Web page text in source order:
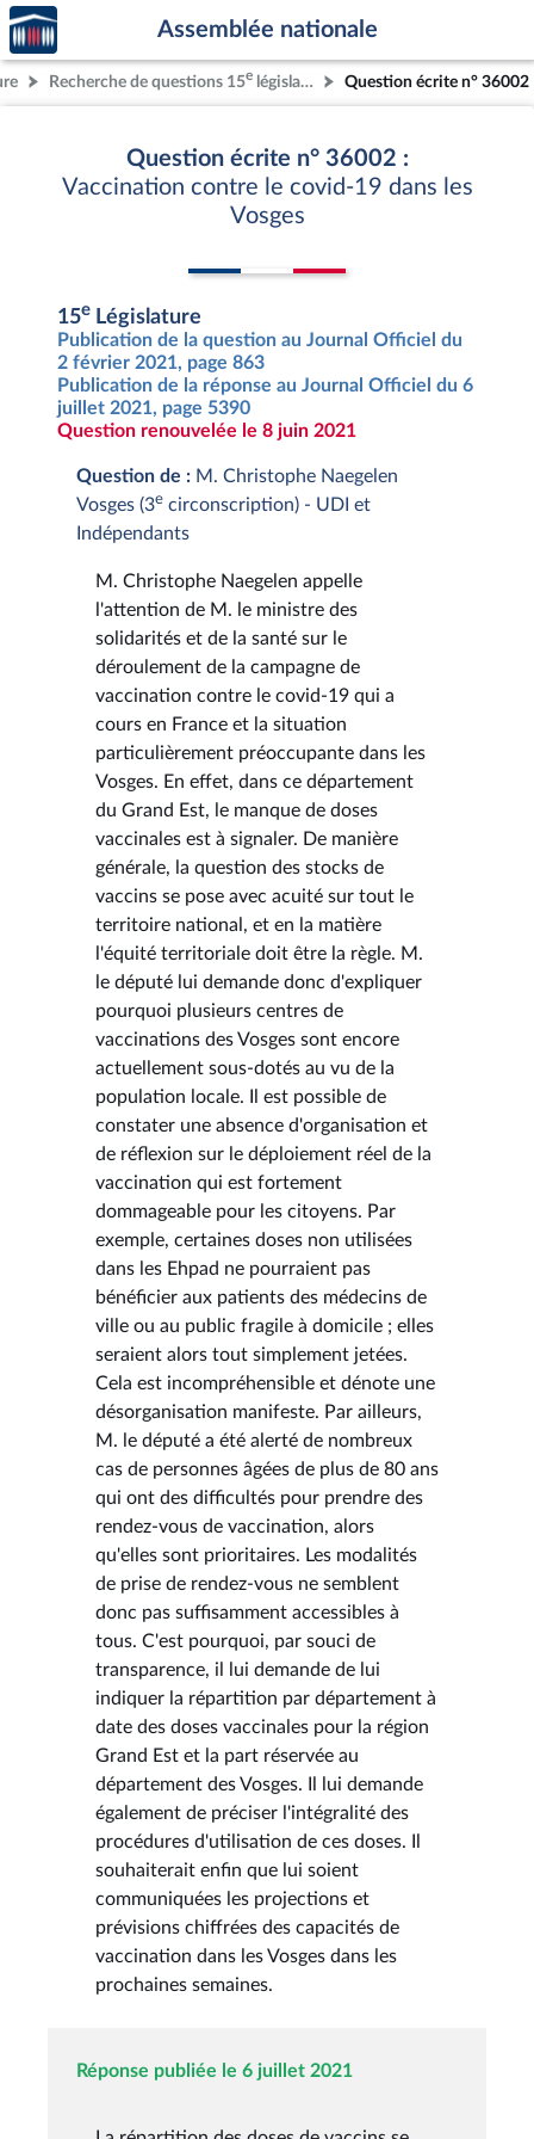
Aller au contenu
Aller en bas de la page
Accèder
à la
page
d'accueil
Assemblée nationale
Recherche de questions 15e législature Question écrite n° 36002
Question écrite n° 36002 :
Vaccination contre le covid-19 dans les
Vosges
15e Législature
Publication de la question au Journal Officiel du
2 février 2021, page 863
Publication de la réponse au Journal Officiel du 6
juillet 2021, page 5390
Question renouvelée le 8 juin 2021
Question de : M. Christophe Naegelen
Vosges (3e circonscription) - UDI et
Indépendants
M. Christophe Naegelen appelle
l'attention de M. le ministre des
solidarités et de la santé sur le
déroulement de la campagne de
vaccination contre le covid-19 qui a
cours en France et la situation
particulièrement préoccupante dans les
Vosges. En effet, dans ce département
du Grand Est, le manque de doses
vaccinales est à signaler. De manière
générale, la question des stocks de
vaccins se pose avec acuité sur tout le
territoire national, et en la matière
l'équité territoriale doit être la règle. M.
le député lui demande donc d'expliquer
pourquoi plusieurs centres de
vaccinations des Vosges sont encore
actuellement sous-dotés au vu de la
population locale. Il est possible de
constater une absence d'organisation et
de réflexion sur le déploiement réel de la
vaccination qui est fortement
dommageable pour les citoyens. Par
exemple, certaines doses non utilisées
dans les Ehpad ne pourraient pas
bénéficier aux patients des médecins de
ville ou au public fragile à domicile ; elles
seraient alors tout simplement jetées.
Cela est incompréhensible et dénote une
désorganisation manifeste. Par ailleurs,
M. le député a été alerté de nombreux
cas de personnes âgées de plus de 80 ans
qui ont des difficultés pour prendre des
rendez-vous de vaccination, alors
qu'elles sont prioritaires. Les modalités
de prise de rendez-vous ne semblent
donc pas suffisamment accessibles à
tous. C'est pourquoi, par souci de
transparence, il lui demande de lui
indiquer la répartition par département à
date des doses vaccinales pour la région
Grand Est et la part réservée au
département des Vosges. Il lui demande
également de préciser l'intégralité des
procédures d'utilisation de ces doses. Il
souhaiterait enfin que lui soient
communiquées les projections et
prévisions chiffrées des capacités de
vaccination dans les Vosges dans les
prochaines semaines.
Réponse publiée le 6 juillet 2021